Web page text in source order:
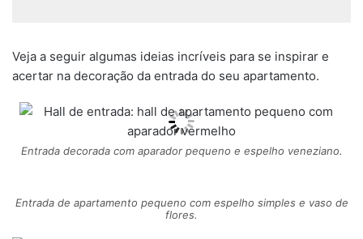
Veja a seguir algumas ideias incríveis para se inspirar e
acertar na decoração da entrada do seu apartamento.
Entrada decorada com aparador pequeno e espelho veneziano.
Entrada de apartamento pequeno com espelho simples e vaso de
flores.